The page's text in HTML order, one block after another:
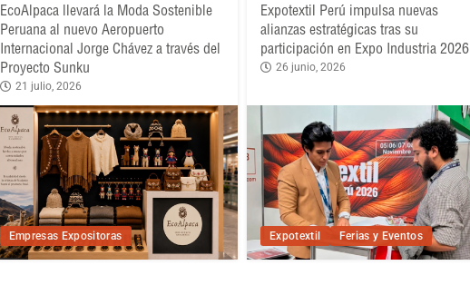
Empresas Expositoras
EcoAlpaca llevará la Moda Sostenible
Peruana al nuevo Aeropuerto
Internacional Jorge Chávez a través del
Proyecto Sunku
21 julio, 2026
Expotextil Ferias y Eventos
Expotextil Perú impulsa nuevas
alianzas estratégicas tras su
participación en Expo Industria 2026
26 junio, 2026